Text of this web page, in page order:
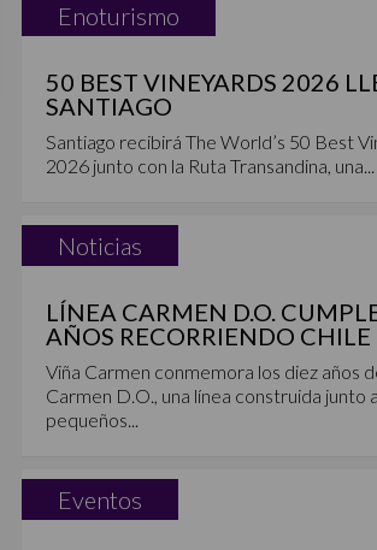
Enoturismo
50 BEST VINEYARDS 2026
SANTIAGO
Santiago recibirá The World’s 50 Best
2026 junto con la Ruta Transandina, una...
Noticias
LÍNEA CARMEN D.O.
AÑOS RECORRIENDO CHILE
Viña Carmen conmemora los diez años
Carmen D.O., una línea construida junto a
pequeños...
Eventos